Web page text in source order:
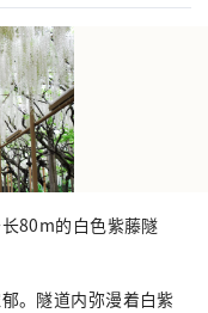
80m的白色紫藤隧
。隧道内弥漫着白紫